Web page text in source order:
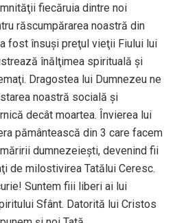
fiecăruia dintre noi
răscumpărarea noastră din
fost însuși preţul vieţii Fiului lui
înălţimea spirituală și
Dragostea lui Dumnezeu ne
noastră socială și
decât moartea. Învierea lui
pământească din 3 care facem
dumnezeiești, devenind fii
de milostivirea Tatălui Ceresc.
Suntem fiii liberi ai lui
Sfânt. Datorită lui Cristos